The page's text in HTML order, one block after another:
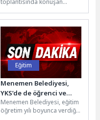
Sanatkarlar Odaları Birliği’yle
birlikte oluşturulan...
Eğitim
Menemen Belediyesi,
YKS’de de öğrenci ve
velilerin yanında
Menemen Belediyesi, eğitim
öğretim yılı boyunca verdiği